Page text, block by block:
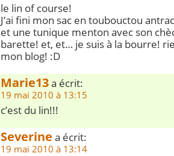
le lin of course!
J’ai fini mon sac en toubouctou
et une tunique menton avec son
barette! et, et… je suis à la bourre!
mon blog! :D
Marie13a écrit:
19 mai 2010 à 13:15
c’est du lin!!!
Severine a écrit:
19 mai 2010 à 13:14